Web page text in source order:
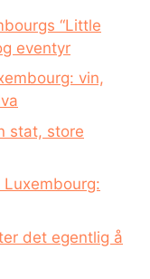
“Little
eventyr
vin,
stat, store
det egentlig å